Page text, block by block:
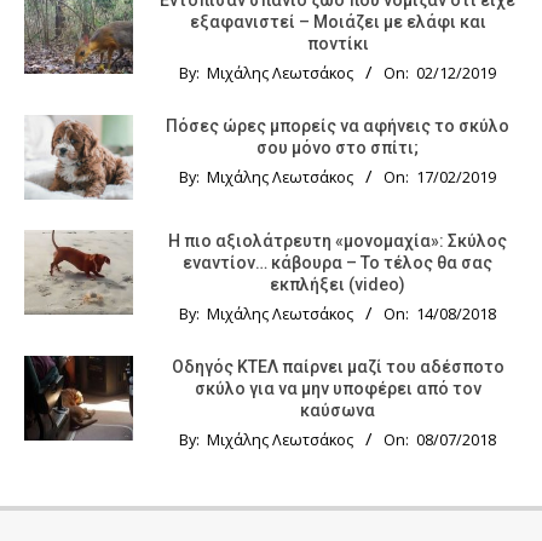
εξαφανιστεί – Μοιάζει με ελάφι και
ποντίκι
By: Μιχάλης Λεωτσάκος On: 02/12/2019
Πόσες ώρες μπορείς να αφήνεις το σκύλο
σου μόνο στο σπίτι;
By: Μιχάλης Λεωτσάκος On: 17/02/2019
Η πιο αξιολάτρευτη «μονομαχία»: Σκύλος
εναντίον… κάβουρα – Το τέλος θα σας
εκπλήξει (video)
By: Μιχάλης Λεωτσάκος On: 14/08/2018
Οδηγός KTΕΛ παίρνει μαζί του αδέσποτο
σκύλο για να μην υποφέρει από τον
καύσωνα
By: Μιχάλης Λεωτσάκος On: 08/07/2018